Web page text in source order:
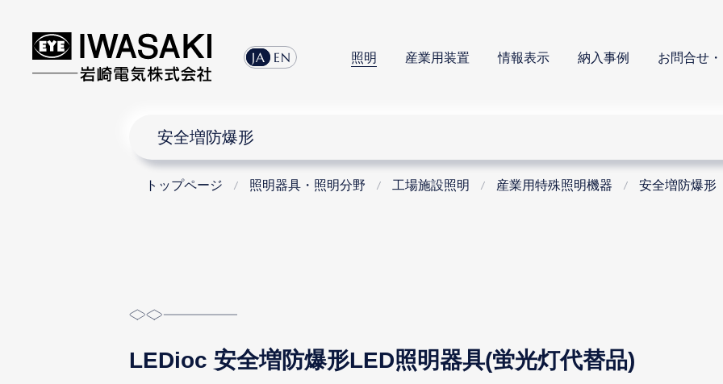
JA EN 照明 産業用装置 情報表示 納入事例 お問合せ
安全増防爆形
トップページ 照明器具・照明分野 工場施設照明 産業用特殊照明機器 安全増防爆形
LEDioc 安全増防爆形LED照明器具(蛍光灯代替品)
menu